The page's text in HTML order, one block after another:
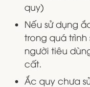
quy)
Nếu sử dụng
trong quá
người tiêu
cất.
Ắc quy chưa